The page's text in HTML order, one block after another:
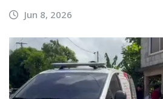
Jun 8, 2026